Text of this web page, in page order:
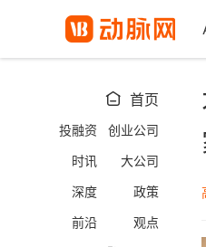
 首页
投融资
创业公司
时讯
大公司
深度
政策
前沿
观点